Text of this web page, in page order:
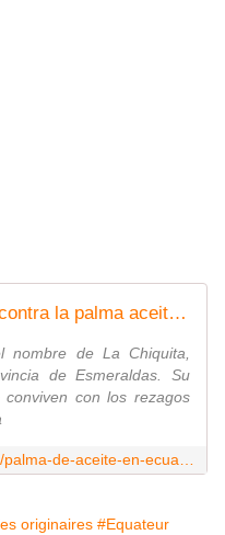
Ecuador: dos comunidades contra la palma aceitera en Esmeraldas
de La Chiquita,
de Esmeraldas. Su
con los rezagos
originaires #Equateur